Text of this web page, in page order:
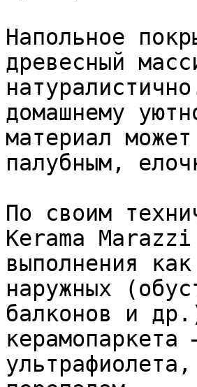
Напольное
древесный
домашнему
материал
палубным,
По своим
Kerama
выполнения
наружных
балконов и